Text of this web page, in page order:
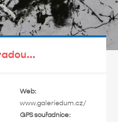
Web:
www.galeriedum.cz/
GPS souřadnice: